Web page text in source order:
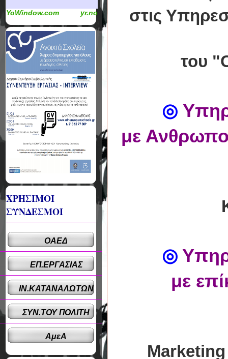
στις
του
◎
με
◎
με
YoWindow.com yr.no
ΧΡΗΣΙΜΟΙ
ΣΥΝΔΕΣΜΟΙ
ΟΑΕΔ
ΕΠ.ΕΡΓΑΣΙΑΣ
ΙΝ.ΚΑΤΑΝΑΛΩΤΩΝ
ΣΥΝ.ΤΟΥ ΠΟΛΙΤΗ
ΑμεΑ